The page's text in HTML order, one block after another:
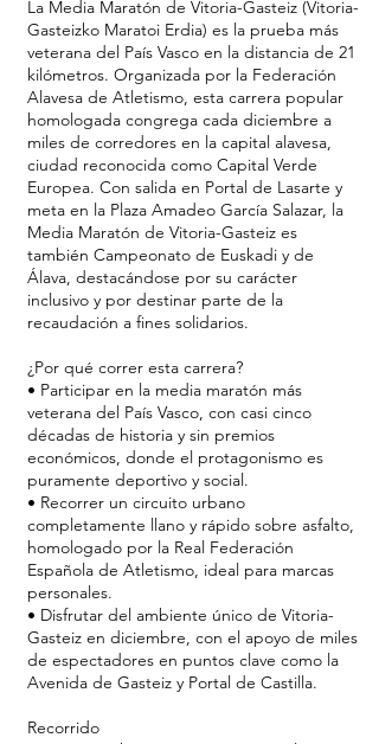
La Media Maratón de Vitoria-Gasteiz (Vitoria-
Gasteizko Maratoi Erdia) es la prueba más
veterana del País Vasco en la distancia de 21
kilómetros. Organizada por la Federación
Alavesa de Atletismo, esta carrera popular
homologada congrega cada diciembre a
miles de corredores en la capital alavesa,
ciudad reconocida como Capital Verde
Europea. Con salida en Portal de Lasarte y
meta en la Plaza Amadeo García Salazar, la
Media Maratón de Vitoria-Gasteiz es
también Campeonato de Euskadi y de
Álava, destacándose por su carácter
inclusivo y por destinar parte de la
recaudación a fines solidarios.
¿Por qué correr esta carrera?
• Participar en la media maratón más
veterana del País Vasco, con casi cinco
décadas de historia y sin premios
económicos, donde el protagonismo es
puramente deportivo y social.
• Recorrer un circuito urbano
completamente llano y rápido sobre asfalto,
homologado por la Real Federación
Española de Atletismo, ideal para marcas
personales.
• Disfrutar del ambiente único de Vitoria-
Gasteiz en diciembre, con el apoyo de miles
de espectadores en puntos clave como la
Avenida de Gasteiz y Portal de Castilla.
Recorrido